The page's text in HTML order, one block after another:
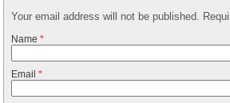
Your email address will not be published.
Name *
Email *